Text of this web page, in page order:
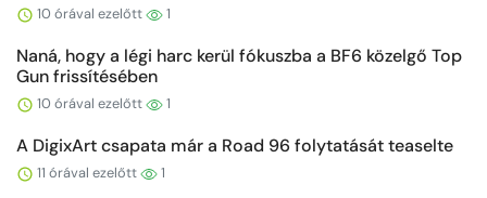
10 órával ezelőtt 1
Naná, hogy a légi harc kerül fókuszba a BF6 közelgő Top
Gun frissítésében
10 órával ezelőtt 1
A DigixArt csapata már a Road 96 folytatását teaselte
11 órával ezelőtt 1